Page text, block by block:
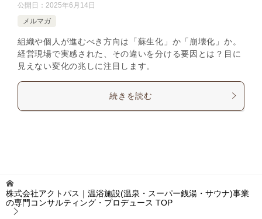
公開日： 2025年6月14日
メルマガ
組織や個人が進むべき方向は「蘇生化」か「崩壊化」か。
経営現場で実感された、その違いを分ける要因とは？目に
見えない変化の兆しに注目します。
続きを読む
株式会社アクトパス｜温浴施設(温泉・スーパー銭湯・サウナ)事業
の専門コンサルティング・プロデュース TOP